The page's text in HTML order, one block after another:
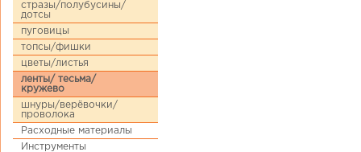
стразы/полубусины/
дотсы
пуговицы
топсы/фишки
цветы/листья
ленты/ тесьма/
кружево
шнуры/верёвочки/
проволока
Расходные материалы
Инструменты